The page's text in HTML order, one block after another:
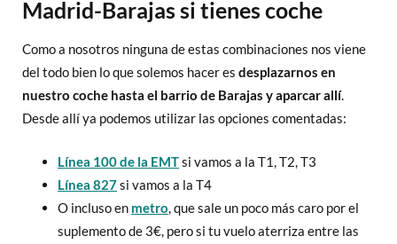
Madrid-Barajas si tienes coche
Como a nosotros ninguna de estas combinaciones nos viene
del todo bien lo que solemos hacer es desplazarnos en
nuestro coche hasta el barrio de Barajas y aparcar allí.
Desde allí ya podemos utilizar las opciones comentadas:
Línea 100 de la EMTsi vamos a la T1, T2, T3
Línea 827si vamos a la T4
O incluso en metro, que sale un poco más caro por el
suplemento de 3€, pero si tu vuelo aterriza entre las